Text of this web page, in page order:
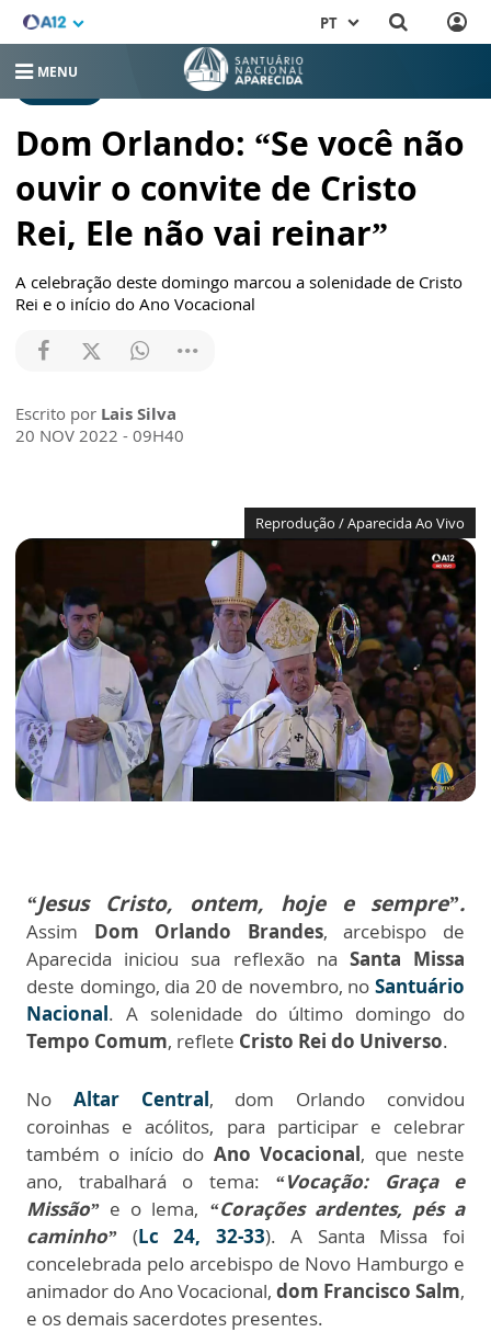
PT
MENU
Dom Orlando: “Se você não
ouvir o convite de Cristo
Rei, Ele não vai reinar”
A celebração deste domingo marcou a solenidade de Cristo
Rei e o início do Ano Vocacional
Escrito por Lais Silva
20 NOV 2022 - 09H40
Reprodução / Aparecida Ao Vivo
“Jesus Cristo, ontem, hoje e sempre”.
Assim Dom Orlando Brandes, arcebispo de
Aparecida iniciou sua reflexão na Santa Missa
deste domingo, dia 20 de novembro, no Santuário
Nacional. A solenidade do último domingo do
Tempo Comum, reflete Cristo Rei do Universo.
No Altar Central, dom Orlando convidou
coroinhas e acólitos, para participar e celebrar
também o início do Ano Vocacional, que neste
ano, trabalhará o tema: “Vocação: Graça e
Missão” e o lema, “Corações ardentes, pés a
caminho” (Lc 24, 32-33). A Santa Missa foi
concelebrada pelo arcebispo de Novo Hamburgo e
animador do Ano Vocacional, dom Francisco Salm,
e os demais sacerdotes presentes.